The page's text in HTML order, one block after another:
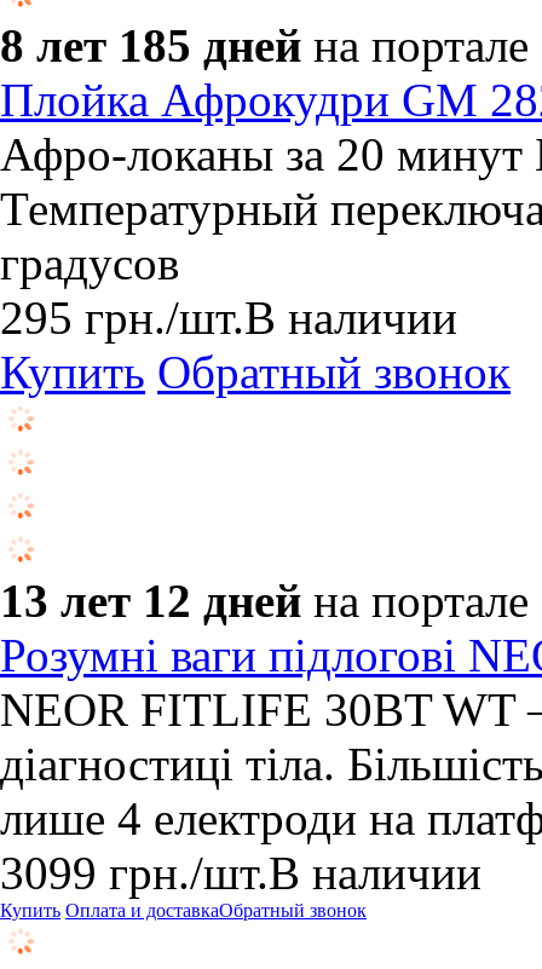
8 лет 185 дней на портале
Плойка Афрокудри GM
Афро-локаны за 20 минут
Температурный
градусов
295 грн./шт.В наличии
Купить Обратный звонок
13 лет 12 дней на портале
Розумні ваги підлогові
NEOR FITLIFE 30BT WT
діагностиці тіла.
лише 4 електроди на
3099 грн./шт.В наличии
Купить Оплата и доставкаОбратный звонок